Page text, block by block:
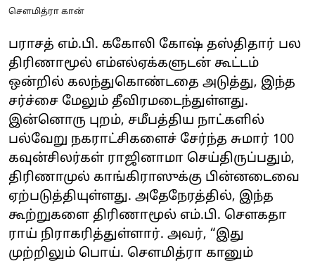
சௌமித்ரா கான்
பராசத் எம்.பி. ககோலி கோஷ் தஸ்திதார் பல
திரிணாமூல் எம்எல்ஏக்களுடன் கூட்டம்
ஒன்றில் கலந்துகொண்டதை அடுத்து, இந்த
சர்ச்சை மேலும் தீவிரமடைந்துள்ளது.
இன்னொரு புறம், சமீபத்திய நாட்களில்
பல்வேறு நகராட்சிகளைச் சேர்ந்த சுமார் 100
கவுன்சிலர்கள் ராஜினாமா செய்திருப்பதும்,
திரிணாமுல் காங்கிராஸுக்கு பின்னடைவை
ஏற்படுத்தியுள்ளது. அதேநேரத்தில், இந்த
கூற்றுகளை திரிணாமூல் எம்.பி. சௌகதா
ராய் நிராகரித்துள்ளார். அவர், “இது
முற்றிலும் பொய். சௌமித்ரா கானும்